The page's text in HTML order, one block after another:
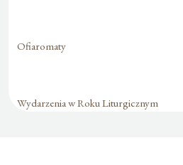
Ofiaromaty
Wydarzenia w Roku Liturgicznym